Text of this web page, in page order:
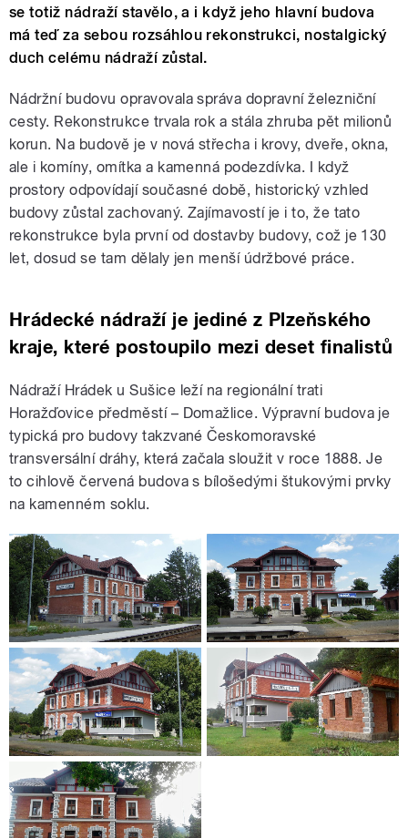
se totiž nádraží stavělo, a i když jeho hlavní budova
má teď za sebou rozsáhlou rekonstrukci, nostalgický
duch celému nádraží zůstal.
Nádržní budovu opravovala správa dopravní železniční
cesty. Rekonstrukce trvala rok a stála zhruba pět milionů
korun. Na budově je v nová střecha i krovy, dveře, okna,
ale i komíny, omítka a kamenná podezdívka. I když
prostory odpovídají současné době, historický vzhled
budovy zůstal zachovaný. Zajímavostí je i to, že tato
rekonstrukce byla první od dostavby budovy, což je 130
let, dosud se tam dělaly jen menší údržbové práce.
Hrádecké nádraží je jediné z Plzeňského
kraje, které postoupilo mezi deset finalistů
Nádraží Hrádek u Sušice leží na regionální trati
Horažďovice předměstí – Domažlice. Výpravní budova je
typická pro budovy takzvané Českomoravské
transversální dráhy, která začala sloužit v roce 1888. Je
to cihlově červená budova s bílošedými štukovými prvky
na kamenném soklu.